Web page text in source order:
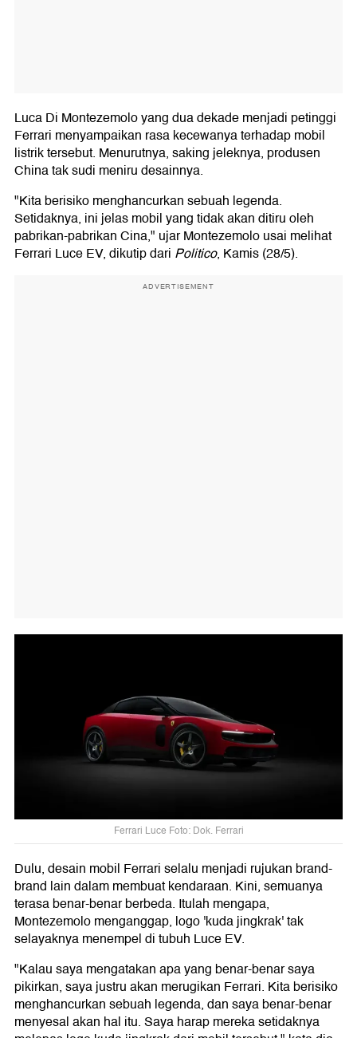
Luca Di Montezemolo yang dua dekade menjadi petinggi
Ferrari menyampaikan rasa kecewanya terhadap mobil
listrik tersebut. Menurutnya, saking jeleknya, produsen
China tak sudi meniru desainnya.
"Kita berisiko menghancurkan sebuah legenda.
Setidaknya, ini jelas mobil yang tidak akan ditiru oleh
pabrikan-pabrikan Cina," ujar Montezemolo usai melihat
Ferrari Luce EV, dikutip dari Politico, Kamis (28/5).
ADVERTISEMENT
Ferrari Luce Foto: Dok. Ferrari
Dulu, desain mobil Ferrari selalu menjadi rujukan brand-
brand lain dalam membuat kendaraan. Kini, semuanya
terasa benar-benar berbeda. Itulah mengapa,
Montezemolo menganggap, logo 'kuda jingkrak' tak
selayaknya menempel di tubuh Luce EV.
"Kalau saya mengatakan apa yang benar-benar saya
pikirkan, saya justru akan merugikan Ferrari. Kita berisiko
menghancurkan sebuah legenda, dan saya benar-benar
menyesal akan hal itu. Saya harap mereka setidaknya